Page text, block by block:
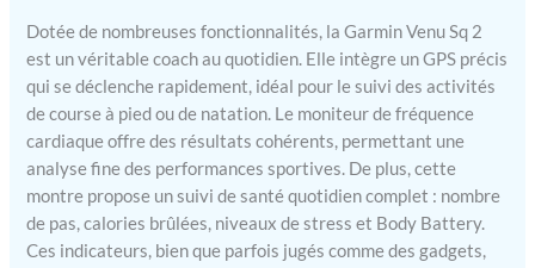
Dotée de nombreuses fonctionnalités, la Garmin Venu Sq 2
est un véritable coach au quotidien. Elle intègre un GPS précis
qui se déclenche rapidement, idéal pour le suivi des activités
de course à pied ou de natation. Le moniteur de fréquence
cardiaque offre des résultats cohérents, permettant une
analyse fine des performances sportives. De plus, cette
montre propose un suivi de santé quotidien complet : nombre
de pas, calories brûlées, niveaux de stress et Body Battery.
Ces indicateurs, bien que parfois jugés comme des gadgets,